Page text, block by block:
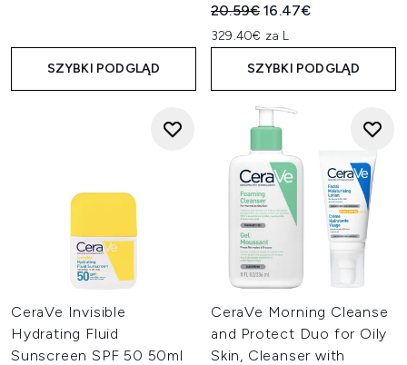
SZYBKI PODGLĄD
Sugerowana cena
20.59€Aktualna cena:
16.47€
329.40€ za L
SZYBKI PODGLĄD
CeraVe Invisible
Hydrating Fluid
Sunscreen SPF 50 50ml
CeraVe Morning Cleanse
and Protect Duo for Oily
Skin, Cleanser with